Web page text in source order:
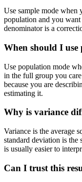
Use sample mode when
population and you want
denominator is a
When should I
Use population mode
in the full group you
because you are
estimating it.
Why is variance
Variance is the average
standard deviation is the
is usually easier to
Can I trust this